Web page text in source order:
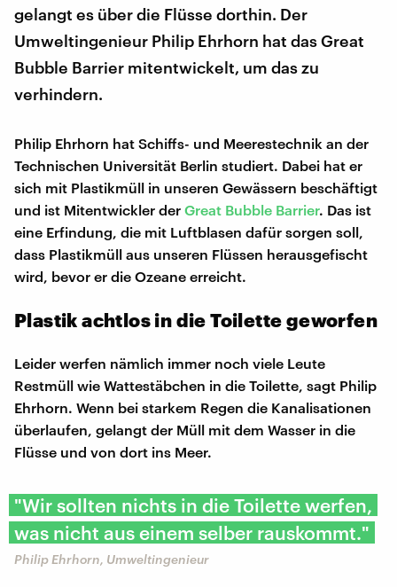
gelangt es über die Flüsse dorthin. Der
Umweltingenieur Philip Ehrhorn hat das Great
Bubble Barrier mitentwickelt, um das zu
verhindern.
Philip Ehrhorn hat Schiffs- und Meerestechnik an der
Technischen Universität Berlin studiert. Dabei hat er
sich mit Plastikmüll in unseren Gewässern beschäftigt
und ist Mitentwickler der Great Bubble Barrier. Das ist
eine Erfindung, die mit Luftblasen dafür sorgen soll,
dass Plastikmüll aus unseren Flüssen herausgefischt
wird, bevor er die Ozeane erreicht.
Plastik achtlos in die Toilette geworfen
Leider werfen nämlich immer noch viele Leute
Restmüll wie Wattestäbchen in die Toilette, sagt Philip
Ehrhorn. Wenn bei starkem Regen die Kanalisationen
überlaufen, gelangt der Müll mit dem Wasser in die
Flüsse und von dort ins Meer.
"Wir sollten nichts in die Toilette werfen,
was nicht aus einem selber rauskommt."
Philip Ehrhorn, Umweltingenieur